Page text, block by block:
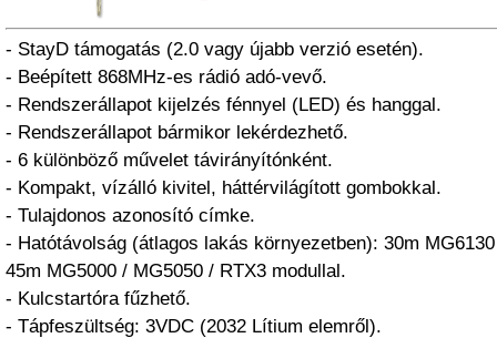
- StayD támogatás (2.0 vagy újabb verzió esetén).
- Beépített 868MHz-es rádió adó-vevő.
- Rendszerállapot kijelzés fénnyel (LED) és hanggal.
- Rendszerállapot bármikor lekérdezhető.
- 6 különböző művelet távirányítónként.
- Kompakt, vízálló kivitel, háttérvilágított gombokkal.
- Tulajdonos azonosító címke.
- Hatótávolság (átlagos lakás környezetben): 30m
45m MG5000 / MG5050 / RTX3 modullal.
- Kulcstartóra fűzhető.
- Tápfeszültség: 3VDC (2032 Lítium elemről).